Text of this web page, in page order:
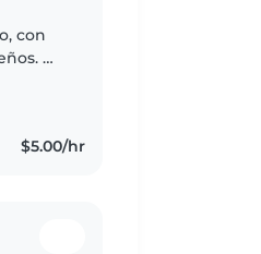
con
Me
$5.00/hr